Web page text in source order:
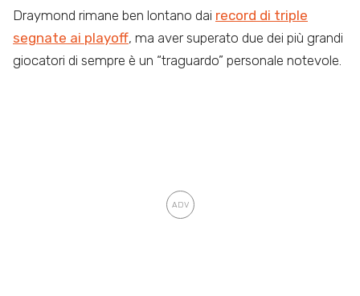
Draymond rimane ben lontano dai record di triple
segnate ai playoff, ma aver superato due dei più grandi
giocatori di sempre è un “traguardo” personale notevole.